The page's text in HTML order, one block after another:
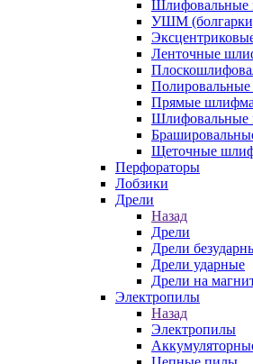
УШМ
Ленточные
Прямые
Шлифовальные
Щеточные
Перфораторы
Лобзики
Дрели
Назад
Дрели
Дрели
Дрели ударные
Дрели на
Электропилы
Назад
Электропилы